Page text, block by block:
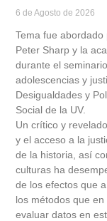
6 de Agosto de 2026
Tema fue
Peter Sharp y la
durante el
adolescencias y
Desigualdades y
Social de la UV.
Un crítico y
y el acceso a la
de la historia, así
culturas ha
de los efectos que
los métodos que
evaluar datos en